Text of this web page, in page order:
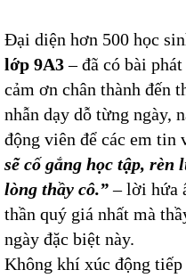
Đại diện hơn 500 học
lớp 9A3– đã có bài
cảm ơn chân thành đến
nhẫn dạy dỗ từng ngày,
động viên để các em tin
sẽ cố gắng học tập, rèn
lòng thầy cô.”– lời hứa
thần quý giá nhất mà
ngày đặc biệt này.
Không khí xúc động